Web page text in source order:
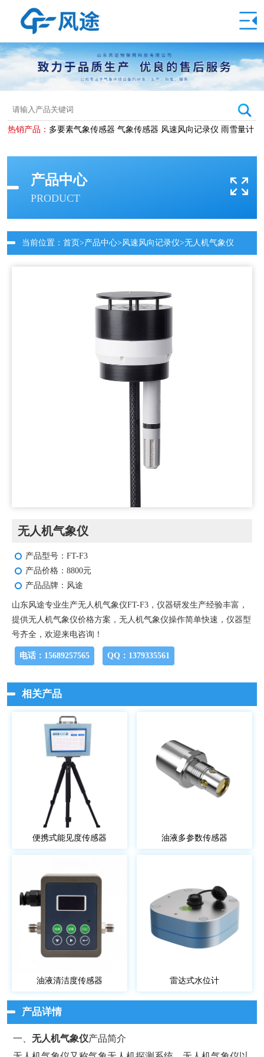
热销产品： 多要素气象传感器 气象传感器 风速风向记录仪 雨雪量计
产品中心
PRODUCT
当前位置： 首页>产品中心> 风速风向记录仪>无人机气象仪
无人机气象仪
产品型号：FT-F3
产品价格：8800元
产品品牌：风途
山东风途专业生产无人机气象仪FT-F3，仪器研发生产经验丰富，
提供无人机气象仪价格方案，无人机气象仪操作简单快速，仪器型
号齐全，欢迎来电咨询！
电话：15689257565 QQ：1379335561
相关产品
便携式能见度传感器 油液多参数传感器
油液清洁度传感器 雷达式水位计
产品详情
一、 无人机气象仪产品简介